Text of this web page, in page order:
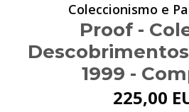
Coleccionismo e
Proof -
Descobrimentos
1999 -
225,00